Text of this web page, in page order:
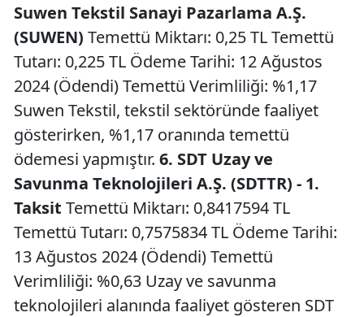
Suwen Tekstil Sanayi Pazarlama A.Ş.
(SUWEN) Temettü Miktarı: 0,25 TL Temettü
Tutarı: 0,225 TL Ödeme Tarihi: 12 Ağustos
2024 (Ödendi) Temettü Verimliliği: %1,17
Suwen Tekstil, tekstil sektöründe faaliyet
gösterirken, %1,17 oranında temettü
ödemesi yapmıştır. 6. SDT Uzay ve
Savunma Teknolojileri A.Ş. (SDTTR) - 1.
Taksit Temettü Miktarı: 0,8417594 TL
Temettü Tutarı: 0,7575834 TL Ödeme Tarihi:
13 Ağustos 2024 (Ödendi) Temettü
Verimliliği: %0,63 Uzay ve savunma
teknolojileri alanında faaliyet gösteren SDT